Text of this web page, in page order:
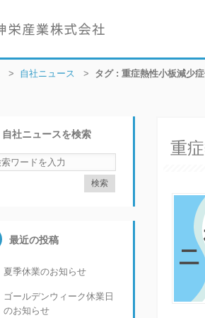
> 自社ニュース > タグ : 重症熱性小板減少
重
自社ニュースを検索
最近の投稿
夏季休業のお知らせ
ゴールデンウィーク休業日
のお知らせ